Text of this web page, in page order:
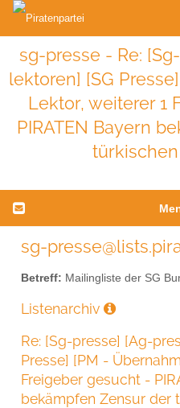
sg-presse - Re:
lektoren] [SG
Lektor, weiterer 1
PIRATEN Bayern
sg-
Betreff: Mailingliste der SG
Listenarchiv
Re: [Sg-presse] [Ag-
Presse] [PM -
Freigeber gesucht -
bekämpfen Zensur der